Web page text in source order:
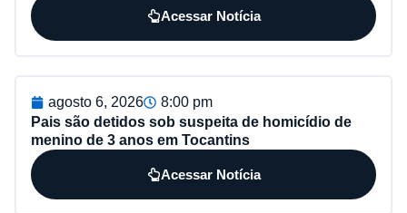
Acessar Notícia
agosto 6, 2026
8:00 pm
Pais são detidos sob suspeita de homicídio de
menino de 3 anos em Tocantins
Acessar Notícia